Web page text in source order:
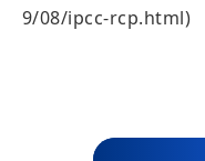
9/08/ipcc-rcp.html)